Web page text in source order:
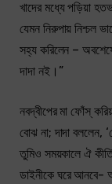
খাদের মধ্যে পড়িয়া
যেমন নিরুপায় নিশ্চল
সহ্য করিলেন –
দাদা নই।”
নবদ্বীপের মা ফোঁস্
বোঝ না; দাদা বললেন,
তুমিও সময়কালে ঐ
ডাইনীকে ঘরে আনবে-